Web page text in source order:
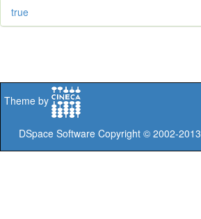
true
Theme by
DSpace Software Copyright © 2002-2013